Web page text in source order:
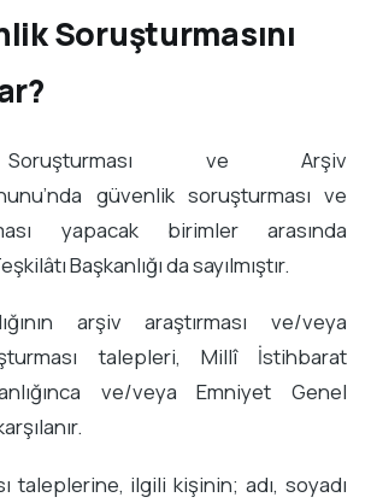
Soruşturmasını
ve Arşiv
güvenlik soruşturması ve
yapacak birimler arasında
Başkanlığı da sayılmıştır.
arşiv araştırması ve/veya
talepleri, Millî İstihbarat
ve/veya Emniyet Genel
taleplerine, ilgili kişinin; adı, soyadı